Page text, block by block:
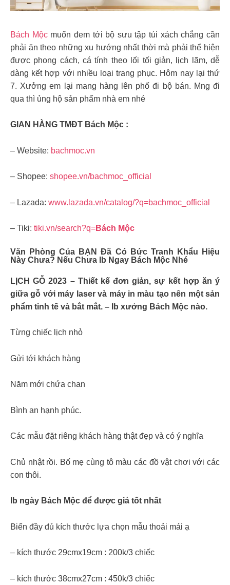
Bách Mộcmuốn đem tới bộ sưu tập túi xách chẳng cần
phải ăn theo những xu hướng nhất thời mà phải thể hiện
được phong cách, cá tính theo lối tối giản, lịch lãm, dễ
dàng kết hợp với nhiều loại trang phục. Hôm nay lại thứ
7. Xưởng em lại mang hàng lên phố đi bộ bán. Mng đi
qua thì ủng hộ sản phẩm nhà em nhé
GIAN HÀNG TMĐT Bách Mộc :
– Website: bachmoc.vn
– Shopee: shopee.vn/bachmoc_official
– Lazada: www.lazada.vn/catalog/?q=bachmoc_official
– Tiki: tiki.vn/search?q=Bách Mộc
Văn Phòng Của BẠN Đã Có Bức Tranh Khẩu Hiệu
Này Chưa? Nếu Chưa Ib Ngay Bách Mộc Nhé
LỊCH GỖ 2023 – Thiết kế đơn giản, sự kết hợp ăn ý
giữa gỗ với máy laser và máy in màu tạo nên một sản
phẩm tinh tế và bắt mắt. – Ib xưởng Bách Mộc nào.
Từng chiếc lịch nhỏ
Gửi tới khách hàng
Năm mới chứa chan
Bình an hạnh phúc.
Các mẫu đặt riêng khách hàng thật đẹp và có ý nghĩa
Chủ nhật rồi. Bố mẹ cùng tô màu các đồ vật chơi với các
con thôi.
Ib ngày Bách Mộc để được giá tốt nhất
Biển đầy đủ kích thước lựa chọn mẫu thoải mái ạ
– kích thước 29сmх19сm : 200k/3 сһ𝗂ếс
– kích thước 38сmх27сm : 450k/3 сһ𝗂ếс